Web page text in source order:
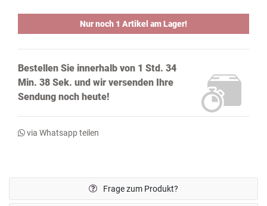
Nur noch 1 Artikel am Lager!
Bestellen Sie innerhalb von 1 Std. 34
Min. 38 Sek. und wir versenden Ihre
Sendung noch heute!
via Whatsapp teilen
Frage zum Produkt?